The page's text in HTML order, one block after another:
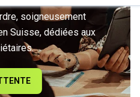
soigneusement
Suisse, dédiées aux